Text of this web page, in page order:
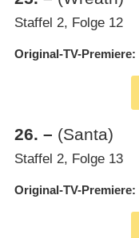
Staffel 2, Folge 12
Original-TV-Premiere
26. – (Santa)
Staffel 2, Folge 13
Original-TV-Premiere